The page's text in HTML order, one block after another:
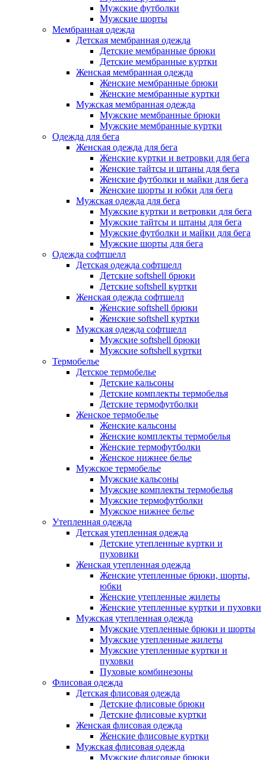
Мужские футболки
Мужские шорты
Мембранная одежда
Детская мембранная одежда
Детские мембранные брюки
Детские мембранные куртки
Женская мембранная одежда
Женские мембранные брюки
Женские мембранные куртки
Мужская мембранная одежда
Мужские мембранные брюки
Мужские мембранные куртки
Одежда для бега
Женская одежда для бега
Женские куртки и ветровки для бега
Женские тайтсы и штаны для бега
Женские футболки и майки для бега
Женские шорты и юбки для бега
Мужская одежда для бега
Мужские куртки и ветровки для бега
Мужские тайтсы и штаны для бега
Мужские футболки и майки для бега
Мужские шорты для бега
Одежда софтшелл
Детская одежда софтшелл
Детские softshell брюки
Детские softshell куртки
Женская одежда софтшелл
Женские softshell брюки
Женские softshell куртки
Мужская одежда софтшелл
Мужские softshell брюки
Мужские softshell куртки
Термобелье
Детское термобелье
Детские кальсоны
Детские комплекты термобелья
Детские термофутболки
Женское термобелье
Женские кальсоны
Женские комплекты термобелья
Женские термофутболки
Женское нижнее белье
Мужское термобелье
Мужские кальсоны
Мужские комплекты термобелья
Мужские термофутболки
Мужское нижнее белье
Утепленная одежда
Детская утепленная одежда
Детские утепленные куртки и
пуховики
Женская утепленная одежда
Женские утепленные брюки, шорты,
юбки
Женские утепленные жилеты
Женские утепленные куртки и пуховки
Мужская утепленная одежда
Мужские утепленные брюки и шорты
Мужские утепленные жилеты
Мужские утепленные куртки и
пуховки
Пуховые комбинезоны
Флисовая одежда
Детская флисовая одежда
Детские флисовые брюки
Детские флисовые куртки
Женская флисовая одежда
Женские флисовые куртки
Мужская флисовая одежда
Мужские флисовые брюки